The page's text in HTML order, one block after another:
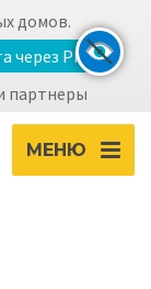
zoom_in
домов.
через РНКБ
партнеры
МЕНЮ